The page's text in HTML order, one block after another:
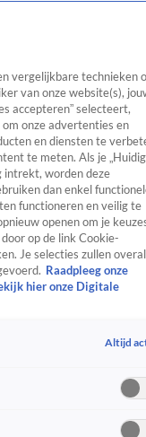
TV Algemeen
Tip
CrimeVideo's
vergelijkbare technieken
van onze website(s),
accepteren” selecteert,
onze advertenties en
en diensten te
te meten. Als je
intrekt, worden deze
dan enkel
functioneren en veilig te
openen om je
op de link Cookie-
Je selecties zullen overal
Raadpleeg onze
hier onze Digitale
Altijd